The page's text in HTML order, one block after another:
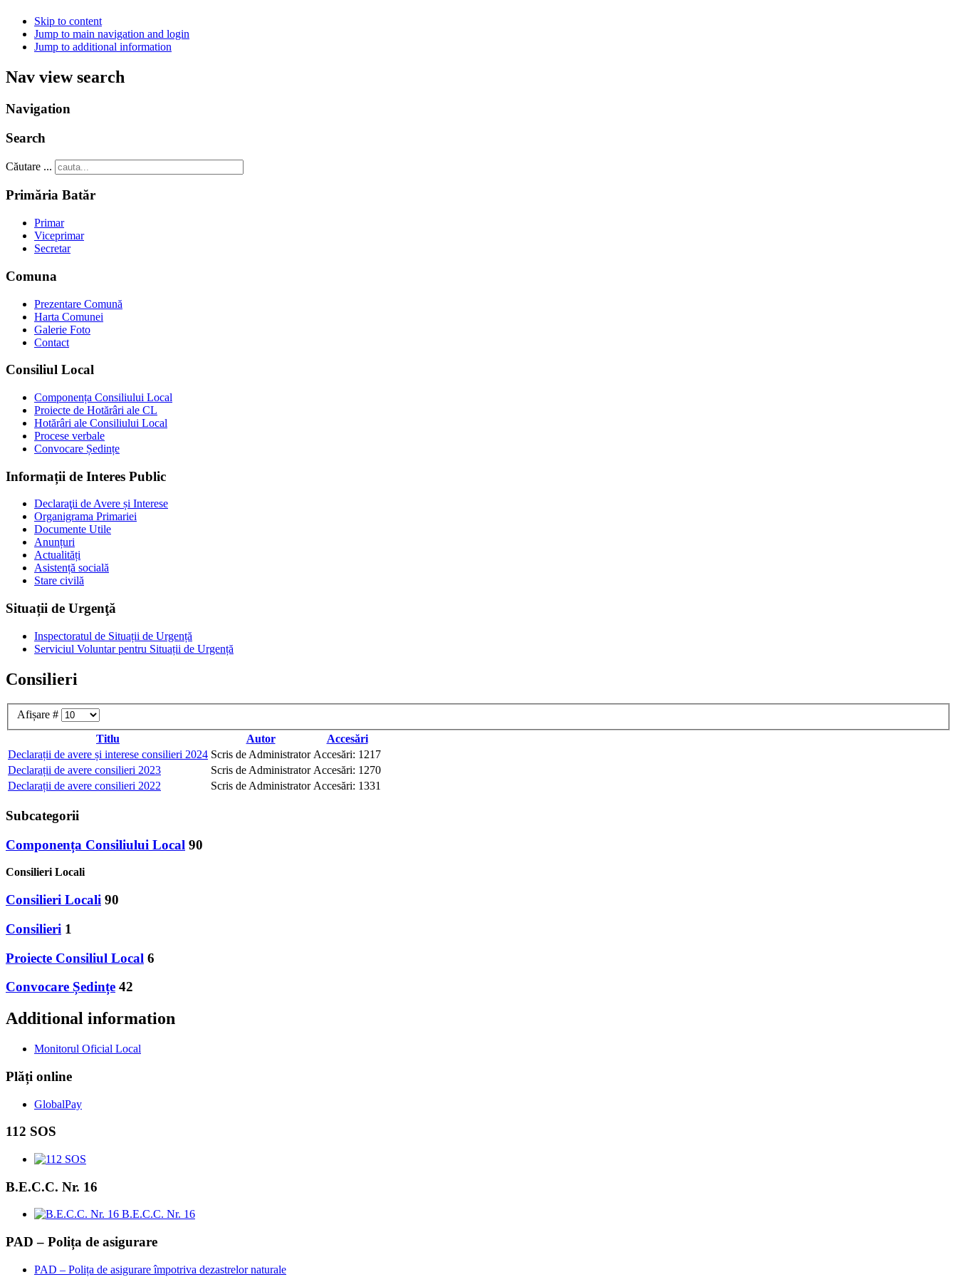
Skip to content
Jump to main navigation and login
Jump to additional information
Nav view search
Navigation
Search
Căutare ...
Primăria Batăr
Primar
Viceprimar
Secretar
Comuna
Prezentare Comună
Harta Comunei
Galerie Foto
Contact
Consiliul Local
Componența Consiliului Local
Proiecte de Hotărâri ale CL
Hotărâri ale Consiliului Local
Procese verbale
Convocare Ședințe
Informații de Interes Public
Declaraţii de Avere și Interese
Organigrama Primariei
Documente Utile
Anunțuri
Actualități
Asistență socială
Stare civilă
Situații de Urgenţă
Inspectoratul de Situații de Urgență
Serviciul Voluntar pentru Situații de Urgență
Consilieri
Afișare #
Titlu
Autor
Accesări
Declarații de avere și interese consilieri 2024 Scris de Administrator Accesări: 1217
Declarații de avere consilieri 2023
Scris de Administrator Accesări: 1270
Declarații de avere consilieri 2022
Scris de Administrator Accesări: 1331
Subcategorii
Componența Consiliului Local 90
Consilieri Locali
Consilieri Locali 90
Consilieri 1
Proiecte Consiliul Local 6
Convocare Ședințe 42
Additional information
Monitorul Oficial Local
Plăți online
GlobalPay
112 SOS
B.E.C.C. Nr. 16
B.E.C.C. Nr. 16
PAD – Polița de asigurare
PAD – Polița de asigurare împotriva dezastrelor naturale